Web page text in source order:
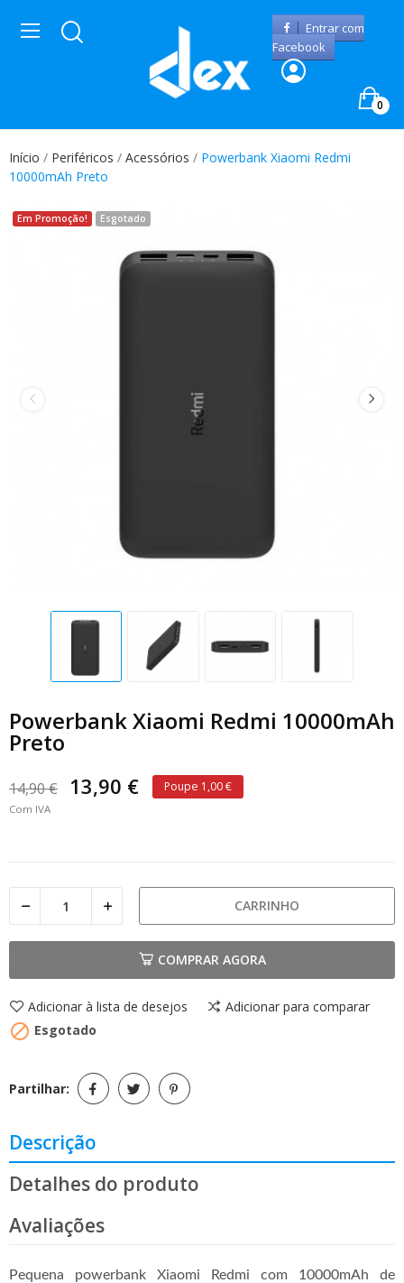
Entrar com
Facebook
0
Início Periféricos Acessórios
Powerbank Xiaomi Redmi
10000mAh Preto
Em Promoção! Esgotado
Powerbank Xiaomi Redmi 10000mAh
Preto
14,90 € 13,90 € Poupe 1,00 €
Com IVA
CARRINHO
COMPRAR AGORA
Adicionar à lista de desejos Adicionar para comparar
 Esgotado
Partilhar:
Descrição
Detalhes do produto
Avaliações
Pequena powerbank Xiaomi Redmi com 10000mAh de